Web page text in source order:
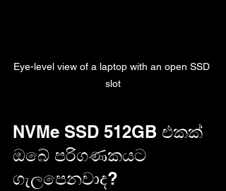
Eye-level view of a laptop with an open SSD
slot
NVMe SSD 512GB එකක්
ඔබේ පරිගණකයට
ගැලපෙනවාද?